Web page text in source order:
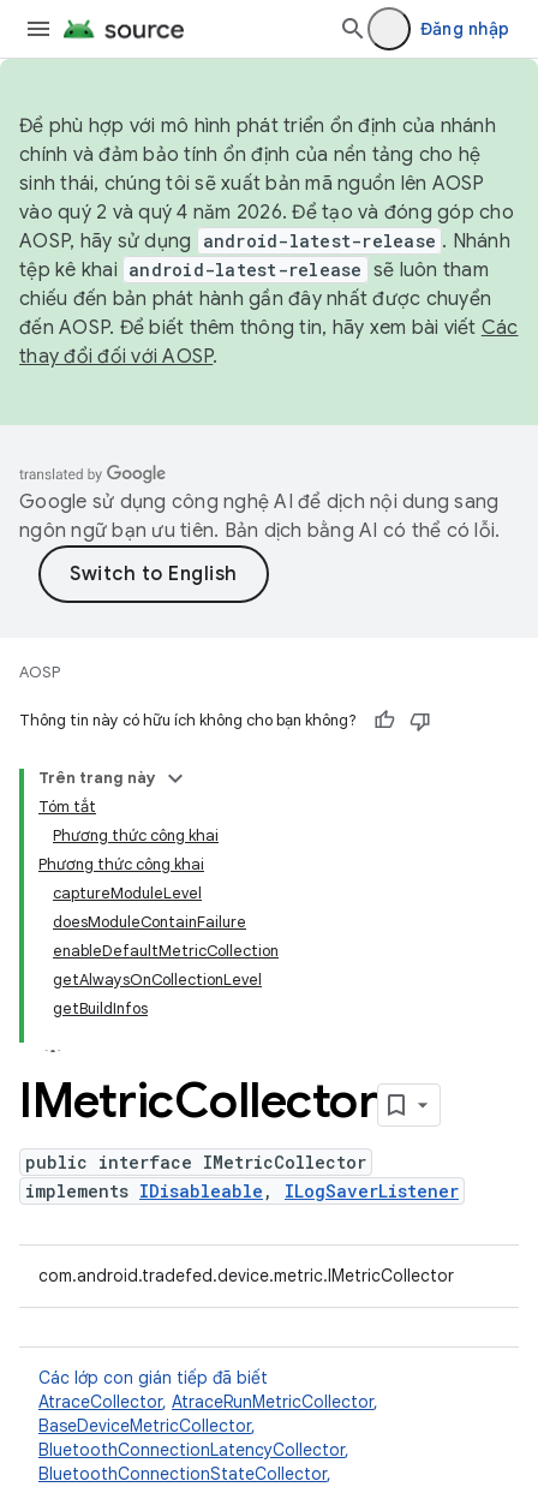
Đăng nhập
Để phù hợp với mô hình phát triển ổn định của nhánh
chính và đảm bảo tính ổn định của nền tảng cho hệ
sinh thái, chúng tôi sẽ xuất bản mã nguồn lên AOSP
vào quý 2 và quý 4 năm 2026. Để tạo và đóng góp cho
AOSP, hãy sử dụng
android-latest-release . Nhánh
tệp kê khai android-latest-release sẽ luôn tham
chiếu đến bản phát hành gần đây nhất được chuyển
đến AOSP. Để biết thêm thông tin, hãy xem bài viết Các
thay đổi đối với AOSP.
Google sử dụng công nghệ AI để dịch nội dung sang
ngôn ngữ bạn ưu tiên. Bản dịch bằng AI có thể có lỗi.
AOSP
Thông tin này có hữu ích không cho bạn không?
Trên trang này
Tóm tắt
Phương thức công khai
Phương thức công khai
captureModuleLevel
doesModuleContainFailure
enableDefaultMetricCollection
getAlwaysOnCollectionLevel
getBuildInfos
IMetricCollector
public interface IMetricCollector
implements IDisableable , ILogSaverListener
com.android.tradefed.device.metric.IMetricCollector
Các lớp con gián tiếp đã biết
AtraceCollector, AtraceRunMetricCollector,
BaseDeviceMetricCollector,
BluetoothConnectionLatencyCollector,
BluetoothConnectionStateCollector,